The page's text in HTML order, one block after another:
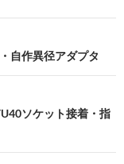
自作異径アダプタ
ソケット接着・指